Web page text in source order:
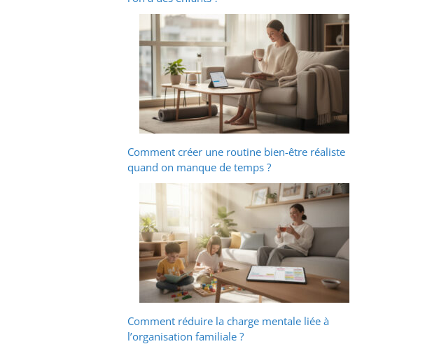
Comment créer une routine bien-être réaliste
quand on manque de temps ?
Comment réduire la charge mentale liée à
l’organisation familiale ?